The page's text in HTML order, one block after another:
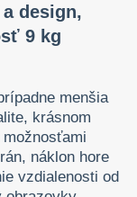
design,
9 kg
menšia
krásnom
náklon hore
vzdialenosti od